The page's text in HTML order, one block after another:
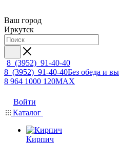
Ваш город
Иркутск
8 (3952) 91-40-40
8 (3952) 91-40-40Без обеда и
8 964 1000 120MAX
Войти
Каталог
Кирпич